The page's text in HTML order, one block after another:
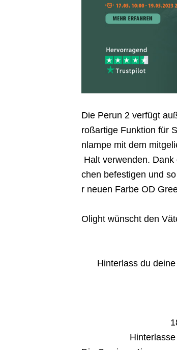
Die Perun 2 verfügt
roßartige Funktion für
nlampe mit dem
Halt verwenden.
chen befestigen und
r neuen Farbe OD
Olight wünscht den
Hinterlass du